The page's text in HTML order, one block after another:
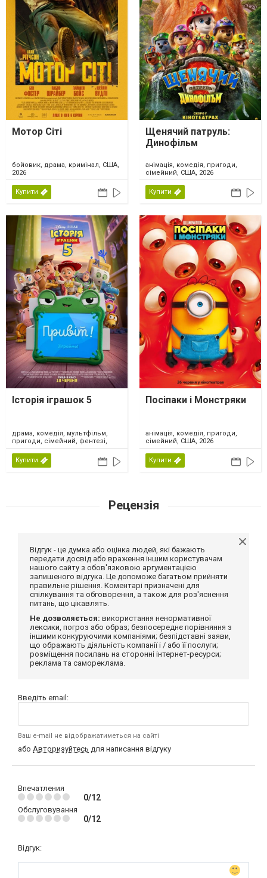
Мотор Сіті
бойовик, драма, кримінал, США,
2026
Купити
Щенячий патруль:
Динофільм
анімація, комедія, пригоди,
сімейний, США, 2026
Купити
Історія іграшок 5
драма, комедія, мультфільм,
пригоди, сімейний, фентезі,
США, 2026
Купити
Посіпаки і Монстряки
анімація, комедія, пригоди,
сімейний, США, 2026
Купити
Рецензія
Відгук - це думка або оцінка людей, які бажають
передати досвід або враження іншим користувачам
нашого сайту з обов'язковою аргументацією
залишеного відгука. Це допоможе багатьом прийняти
правильне рішення. Коментарі призначені для
спілкування та обговорення, а також для роз'яснення
питань, що цікавлять.
Не дозволяється: використання ненормативної
лексики, погроз або образ; безпосереднє порівняння з
іншими конкуруючими компаніями; безпідставні заяви,
що ображають діяльність компанії і / або її послуги;
розміщення посилань на сторонні інтернет-ресурси;
реклама та самореклама.
Введіть email:
Ваш e-mail не відображатиметься на сайті
або Авторизуйтесь для написання відгуку
Впечатления
0/12
Обслуговування
0/12
Відгук: